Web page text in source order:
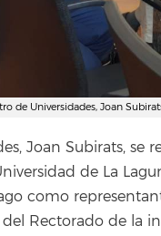
de Universidades, Joan
Joan Subirats,
de La
como
Rectorado de la